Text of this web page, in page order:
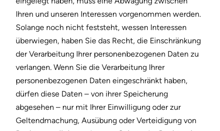
Ihren und unseren Interessen vorgenommen werden.
Solange noch nicht feststeht, wessen Interessen
überwiegen, haben Sie das Recht, die Einschränkung
der Verarbeitung Ihrer personenbezogenen Daten zu
verlangen. Wenn Sie die Verarbeitung Ihrer
personenbezogenen Daten eingeschränkt haben,
dürfen diese Daten – von ihrer Speicherung
abgesehen – nur mit Ihrer Einwilligung oder zur
Geltendmachung, Ausübung oder Verteidigung von